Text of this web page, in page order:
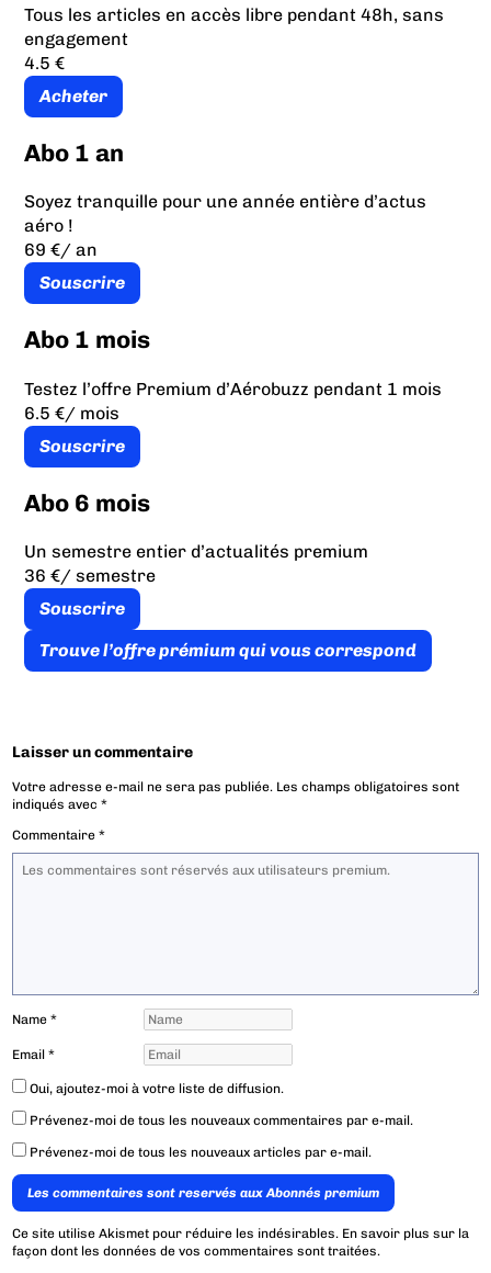
Tous les articles en accès libre pendant 48h, sans
engagement
4.5 €
Acheter
Abo 1 an
Soyez tranquille pour une année entière d’actus
aéro !
69 €/ an
Souscrire
Abo 1 mois
Testez l’offre Premium d’Aérobuzz pendant 1 mois
6.5 €/ mois
Souscrire
Abo 6 mois
Un semestre entier d’actualités premium
36 €/ semestre
Souscrire
Trouve l’offre prémium qui vous correspond
Laisser un commentaire
Votre adresse e-mail ne sera pas publiée. Les champs obligatoires sont
indiqués avec*
Commentaire*
Name*
Email*
Oui, ajoutez-moi à votre liste de diffusion.
Prévenez-moi de tous les nouveaux commentaires par e-mail.
Prévenez-moi de tous les nouveaux articles par e-mail.
Les commentaires sont reservés aux Abonnés premium
Ce site utilise Akismet pour réduire les indésirables. En savoir plus sur la
façon dont les données de vos commentaires sont traitées.